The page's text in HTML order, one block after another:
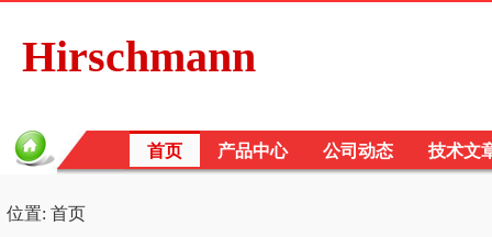
Hirschmann
首页 产品中心 公司动态 技术文
位置: 首页